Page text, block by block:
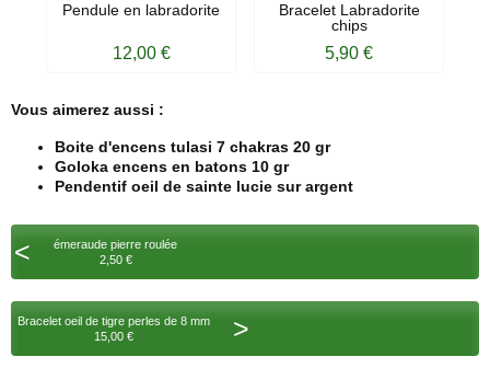
Pendule en labradorite
12,00 €
Bracelet Labradorite
chips
5,90 €
Vous aimerez aussi :
Boite d'encens tulasi 7 chakras 20 gr
Goloka encens en batons 10 gr
Pendentif oeil de sainte lucie sur argent
<
émeraude pierre roulée
2,50 €
Bracelet oeil de tigre perles de 8 mm
15,00 €
>